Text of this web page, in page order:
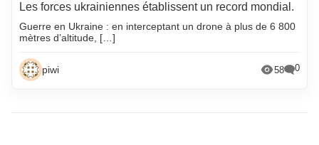
Les forces ukrainiennes établissent un record mondial.
Guerre en Ukraine : en interceptant un drone à plus de 6 800
mètres d’altitude, […]
piwi 58 0